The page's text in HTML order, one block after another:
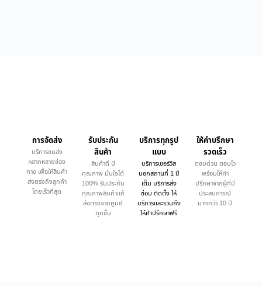
การจัดส่ง
บริการขนส่ง
หลากหลายช่อง
ทาง เพื่อให้สินค้า
ส่งตรงถึงลูกค้า
โดยเร็วที่สุด
รับประกัน
สินค้า
สินค้าดี มี
คุณภาพ มั่นใจได้
100% รับประกัน
คุณภาพสินค้าแท้
ส่งตรงจากศูนย์
ทุกชิ้น
บริการทุกรูป
แบบ
บริการเซอร์วิส
นอกสถานที่ 1 ปี
เต็ม บริการส่ง
ซ่อม ติดตั้ง ให้
บริการและรวมถึง
ให้คำปรึกษาฟรี
ให้คำบรึกษา
รวดเร็ว
ตอบด่วน ตอบไว
พร้อมให้คำ
ปรึกษาจากผู้ที่มี
ประสบการณ์
มากกว่า 10 ปี